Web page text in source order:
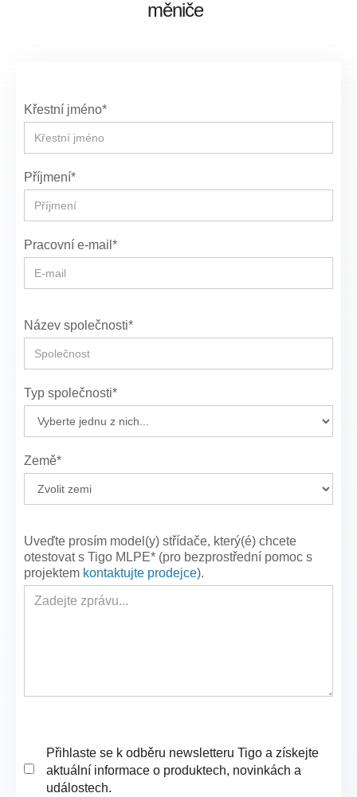
měniče
Křestní jméno*
Příjmení*
Pracovní e-mail*
Název společnosti*
Typ společnosti*
Země*
Uveďte prosím model(y) střídače, který(é) chcete
otestovat s Tigo MLPE* (pro bezprostřední pomoc s
projektem kontaktujte prodejce).
Přihlaste se k odběru newsletteru Tigo a získejte
aktuální informace o produktech, novinkách a
událostech.